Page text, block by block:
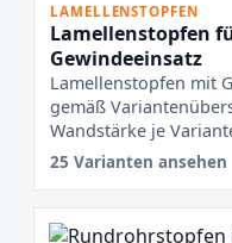
LAMELLENSTOPFEN
Lamellenstopfen
Gewindeeinsatz
Lamellenstopfen mit
gemäß
Wandstärke je
25 Varianten ansehen